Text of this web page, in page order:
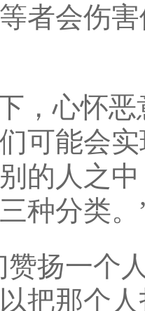
者会伤
，心怀
可能会
的人之
种分类。
赞扬一个
把那个